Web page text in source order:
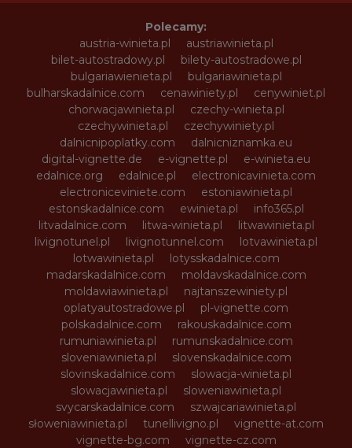
Polecamy:
austria-winieta.pl
austriawinieta.pl
bilet-autostradowy.pl
bilety-autostradowe.pl
bulgariawienieta.pl
bulgariawinieta.pl
bulharskadalnice.com
cenawiniety.pl
cenywiniet.pl
chorwacjawinieta.pl
czechy-winieta.pl
czechywinieta.pl
czechywiniety.pl
dalnicnipoplatky.com
dalnicniznamka.eu
digital-vignette.de
e-vignette.pl
e-winieta.eu
edalnice.org
edalnice.pl
electronicavinieta.com
electroniceviniete.com
estoniawinieta.pl
estonskadalnice.com
ewinieta.pl
info365.pl
litvadalnice.com
litwa-winieta.pl
litwawinieta.pl
livignotunel.pl
livignotunnel.com
lotvawinieta.pl
lotwawinieta.pl
lotysskadalnice.com
madarskadalnice.com
moldavskadalnice.com
moldawiawinieta.pl
najtanszewiniety.pl
oplatyautostradowe.pl
pl-vignette.com
polskadalnice.com
rakouskadalnice.com
rumuniawinieta.pl
rumunskadalnice.com
sloveniawinieta.pl
slovenskadalnice.com
slovinskadalnice.com
slowacja-winieta.pl
slowacjawinieta.pl
sloweniawinieta.pl
svycarskadalnice.com
szwajcariawinieta.pl
słoweniawinieta.pl
tunellivigno.pl
vignette-at.com
vignette-bg.com
vignette-cz.com